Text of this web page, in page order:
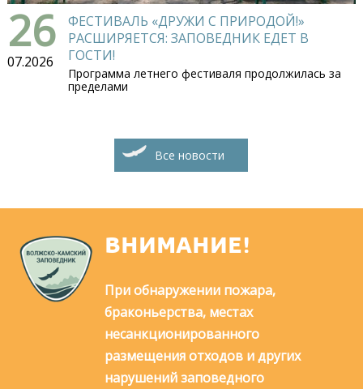
26
07.2026
ФЕСТИВАЛЬ «ДРУЖИ С ПРИРОДОЙ!»
РАСШИРЯЕТСЯ: ЗАПОВЕДНИК ЕДЕТ В
ГОСТИ!
Программа летнего фестиваля продолжилась за
пределами
Все новости
ВНИМАНИЕ!
При обнаружении пожара,
браконьерства, местах
несанкционированного
размещения отходов и других
нарушений заповедного